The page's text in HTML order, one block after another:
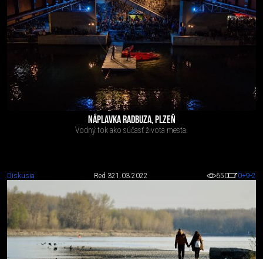
NÁPLAVKA RADBUZA, PLZEŇ
Vodný tok ako súčasť života mesta.
Diskusia Red 321.03.2022 650 0+9-2